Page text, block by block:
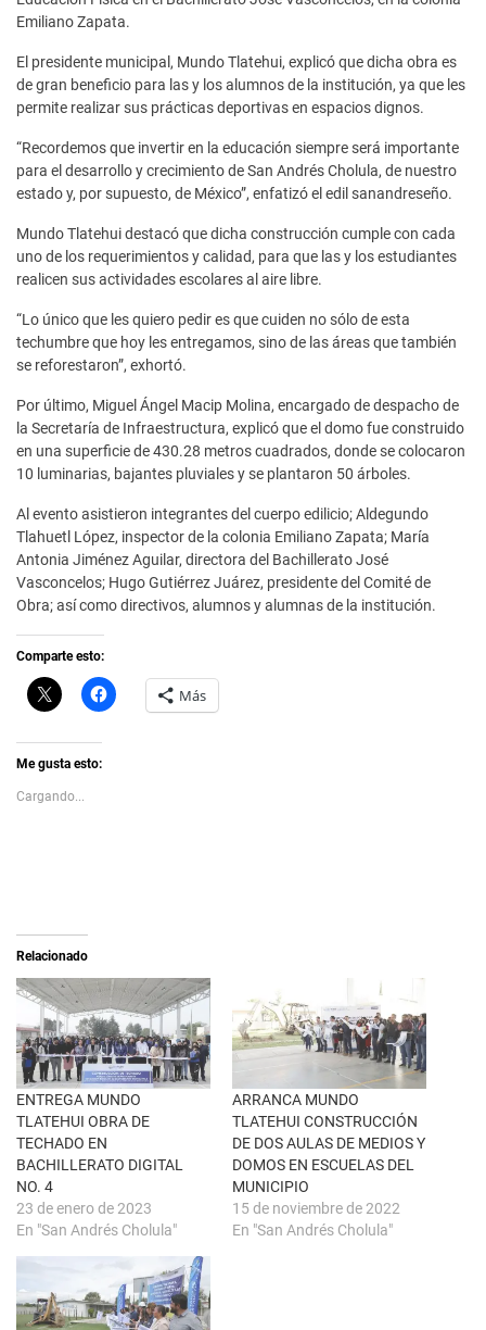
Emiliano Zapata.
El presidente municipal, Mundo Tlatehui, explicó que dicha obra es
de gran beneficio para las y los alumnos de la institución, ya que les
permite realizar sus prácticas deportivas en espacios dignos.
“Recordemos que invertir en la educación siempre será importante
para el desarrollo y crecimiento de San Andrés Cholula, de nuestro
estado y, por supuesto, de México”, enfatizó el edil sanandreseño.
Mundo Tlatehui destacó que dicha construcción cumple con cada
uno de los requerimientos y calidad, para que las y los estudiantes
realicen sus actividades escolares al aire libre.
“Lo único que les quiero pedir es que cuiden no sólo de esta
techumbre que hoy les entregamos, sino de las áreas que también
se reforestaron”, exhortó.
Por último, Miguel Ángel Macip Molina, encargado de despacho de
la Secretaría de Infraestructura, explicó que el domo fue construido
en una superficie de 430.28 metros cuadrados, donde se colocaron
10 luminarias, bajantes pluviales y se plantaron 50 árboles.
Al evento asistieron integrantes del cuerpo edilicio; Aldegundo
Tlahuetl López, inspector de la colonia Emiliano Zapata; María
Antonia Jiménez Aguilar, directora del Bachillerato José
Vasconcelos; Hugo Gutiérrez Juárez, presidente del Comité de
Obra; así como directivos, alumnos y alumnas de la institución.
Comparte esto:
C
l
k
t
s
h
e
b
r
e
e
n
u
n
a
v
e
n
t
a
n
a
n
v
a
)
H
a
e
n
a
c
e
b
o
o
k
(
S
a
b
e
n
u
n
e
n
Más
Me gusta esto:
Cargando...
Relacionado
ENTREGA MUNDO
TLATEHUI OBRA DE
TECHADO EN
BACHILLERATO DIGITAL
NO. 4
23 de enero de 2023
En "San Andrés Cholula"
ARRANCA MUNDO
TLATEHUI CONSTRUCCIÓN
DE DOS AULAS DE MEDIOS Y
DOMOS EN ESCUELAS DEL
MUNICIPIO
15 de noviembre de 2022
En "San Andrés Cholula"